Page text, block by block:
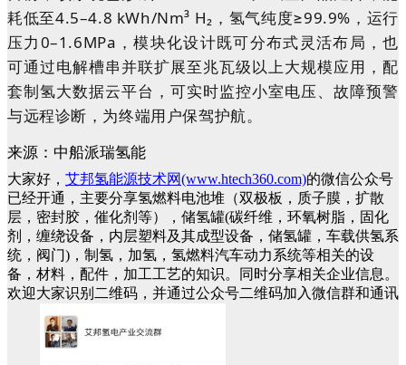
耗低至4.5–4.8 kWh/Nm³ H₂，氢气纯度≥99.9%，运行
压力0–1.6MPa，模块化设计既可分布式灵活布局，也
可通过电解槽串并联扩展至兆瓦级以上大规模应用，配
套制氢大数据云平台，可实时监控小室电压、故障预警
与远程诊断，为终端用户保驾护航。
来源：中船派瑞氢能
大家好， 艾邦氢能源技术网(www.htech360.com)的微信公众号
已经开通，主要分享氢燃料电池堆（双极板，质子膜，扩散
层，密封胶，催化剂等），储氢罐(碳纤维，环氧树脂，固化
剂，缠绕设备，内层塑料及其成型设备，储氢罐，车载供氢系
统，阀门)，制氢，加氢，氢燃料汽车动力系统等相关的设
备，材料，配件，加工工艺的知识。同时分享相关企业信息。
欢迎大家识别二维码，并通过公众号二维码加入微信群和通讯